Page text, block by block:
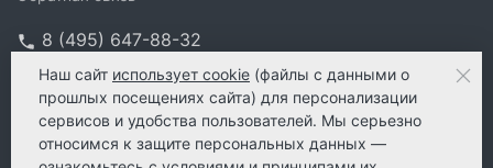
8 (495) 647-88-32
info@kform.ru
info@kform.ru
e-mail
Наш сайт использует cookie (файлы с данными о
прошлых посещениях сайта) для персонализации
сервисов и удобства пользователей. Мы серьезно
относимся к защите персональных данных —